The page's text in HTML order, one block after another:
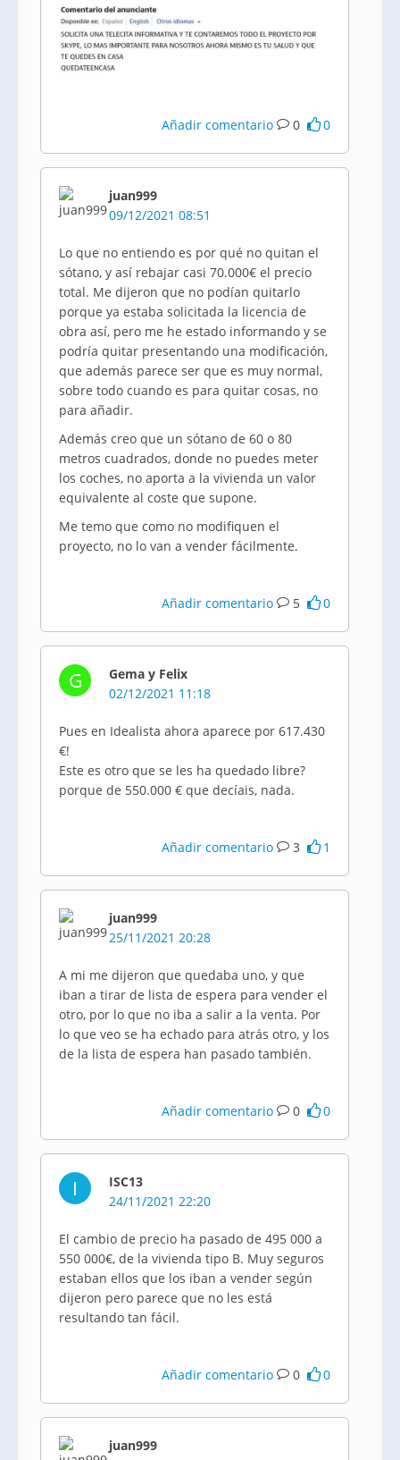
Añadir comentario 0 0
juan999
09/12/2021 08:51
Lo que no entiendo es por qué no quitan el
sótano, y así rebajar casi 70.000€ el precio
total. Me dijeron que no podían quitarlo
porque ya estaba solicitada la licencia de
obra así, pero me he estado informando y se
podría quitar presentando una modificación,
que además parece ser que es muy normal,
sobre todo cuando es para quitar cosas, no
para añadir.
Además creo que un sótano de 60 o 80
metros cuadrados, donde no puedes meter
los coches, no aporta a la vivienda un valor
equivalente al coste que supone.
Me temo que como no modifiquen el
proyecto, no lo van a vender fácilmente.
Añadir comentario 5 0
G
Gema y Felix
02/12/2021 11:18
Pues en Idealista ahora aparece por 617.430
€!
Este es otro que se les ha quedado libre?
porque de 550.000 € que decíais, nada.
Añadir comentario 3 1
juan999
25/11/2021 20:28
A mi me dijeron que quedaba uno, y que
iban a tirar de lista de espera para vender el
otro, por lo que no iba a salir a la venta. Por
lo que veo se ha echado para atrás otro, y los
de la lista de espera han pasado también.
Añadir comentario 0 0
I
ISC13
24/11/2021 22:20
El cambio de precio ha pasado de 495 000 a
550 000€, de la vivienda tipo B. Muy seguros
estaban ellos que los iban a vender según
dijeron pero parece que no les está
resultando tan fácil.
Añadir comentario 0 0
juan999